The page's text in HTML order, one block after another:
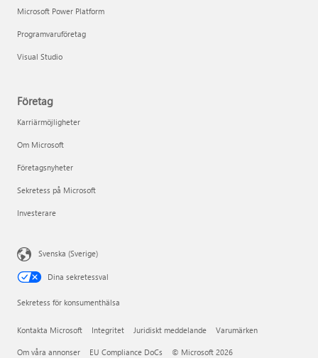
Microsoft Power Platform
Programvaruföretag
Visual Studio
Företag
Karriärmöjligheter
Om Microsoft
Företagsnyheter
Sekretess på Microsoft
Investerare
Svenska (Sverige)
Dina sekretessval
Sekretess för konsumenthälsa
Kontakta Microsoft Integritet Juridiskt meddelande Varumärken
Om våra annonser EU Compliance DoCs © Microsoft 2026